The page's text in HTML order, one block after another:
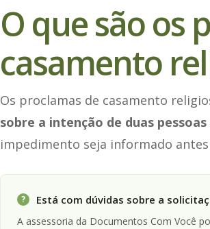
O que são os
casamento
Os proclamas de casamento
sobre a intenção de duas pessoas
impedimento seja informado antes
? Está com dúvidas sobre a
A assessoria da Documentos Com Você